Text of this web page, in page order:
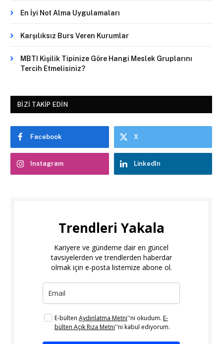
En İyi Not Alma Uygulamaları
Karşılıksız Burs Veren Kurumlar
MBTI Kişilik Tipinize Göre Hangi Meslek Gruplarını
Tercih Etmelisiniz?
BIZI TAKIP EDIN
Facebook X
Instagram LinkedIn
Trendleri Yakala
Kariyere ve gündeme dair en güncel
tavsiyelerden ve trendlerden haberdar
olmak için e-posta listemize abone ol.
E-bülten Aydınlatma Metni''ni okudum. E-
bülten Açık Rıza Metni''ni kabul ediyorum.